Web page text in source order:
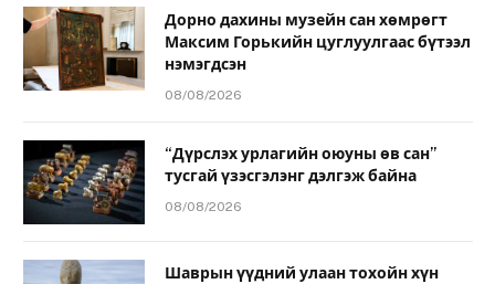
Дорно дахины музейн сан хөмрөгт
Максим Горькийн цуглуулгаас бүтээл
нэмэгдсэн
08/08/2026
“Дүрслэх урлагийн оюуны өв сан”
тусгай үзэсгэлэнг дэлгэж байна
08/08/2026
Шаврын үүдний улаан тохойн хүн